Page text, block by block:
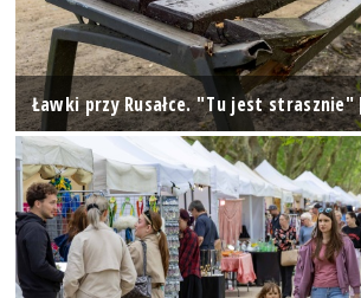
Ławki przy Rusałce. "Tu jest strasznie"